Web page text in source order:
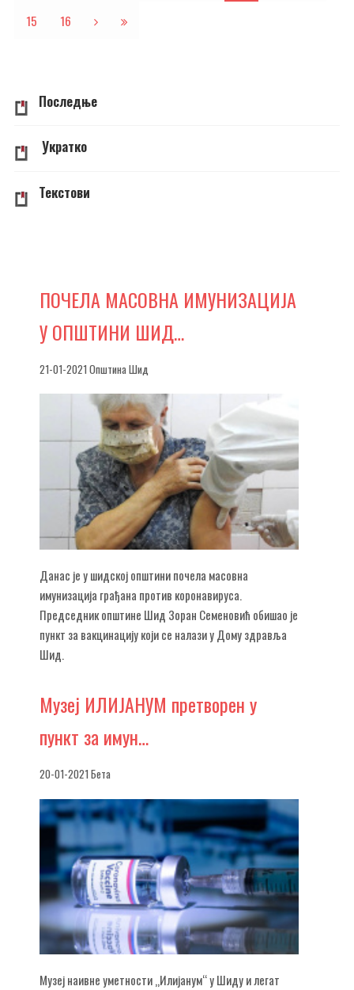
15 16
Последње
Укратко
Текстови
ПОЧЕЛА МАСОВНА ИМУНИЗАЦИЈА
У ОПШТИНИ ШИД…
21-01-2021 Општина Шид
Данас је у шидској општини почела масовна
имунизација грађана против коронавируса.
Председник општине Шид Зоран Семеновић обишао је
пункт за вакцинацију који се налази у Дому здравља
Шид.
Музеј ИЛИЈАНУМ претворен у
пункт за имун…
20-01-2021 Бета
Музеј наивне уметности „Илијанум“ у Шиду и легат